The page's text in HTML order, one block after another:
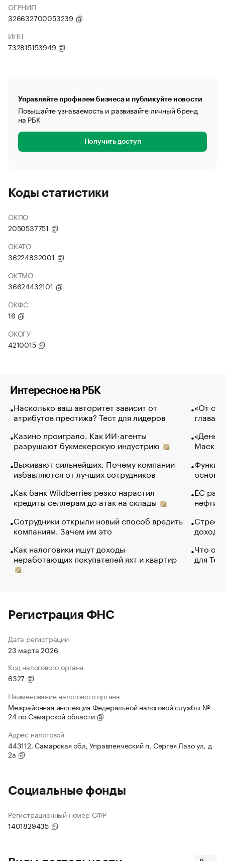
ОГРНИП
326632700053239
ИНН
732815153949
Управляйте профилем бизнеса и публикуйте новости
Повышайте узнаваемость и развивайте личный бренд
на РБК
Получить доступ
Коды статистики
ОКПО
2050537751
ОКАТО
36224832001
ОКТМО
36624432101
ОКФС
16
ОКОГУ
4210015
Интересное на РБК
Насколько ваш авторитет зависит от
атрибутов престижа? Тест для лидеров
Казино проиграло. Как ИИ-агенты
разрушают букмекерскую индустрию
Выживают сильнейших. Почему компании
избавляются от лучших сотрудников
Как банк Wildberries резко нарастил
кредиты селлерам до атак на склады
Сотрудники открыли новый способ вредить
компаниям. Зачем им это
Как налоговики ищут доходы
неработающих покупателей яхт и квартир
«От
глава
Маск в
основ
ЕС
нефти
Что
для
Регистрация ФНС
Дата регистрации
23 марта 2026
Код налогового органа
6327
Наименование налогового органа
Межрайонная инспекция Федеральной налоговой службы №
24 по Самарской области
Адрес налоговой
443112, Самарская обл, Управленческий п, Сергея Лазо ул, д
2а
Социальные фонды
Регистрационный номер СФР
1401829435